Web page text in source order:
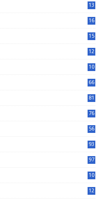
13
16
15
12
10
66
81
76
56
93
97
10
12